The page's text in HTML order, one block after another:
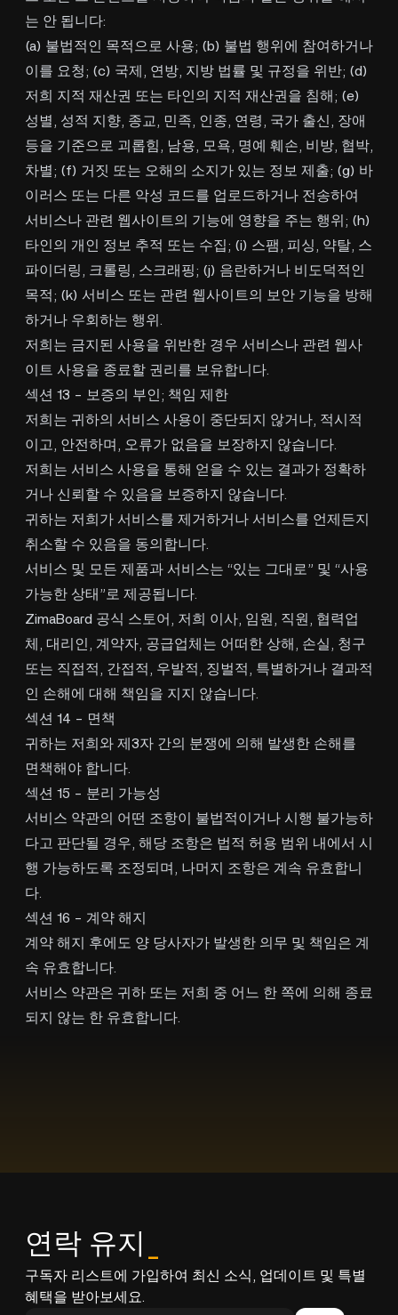
는 안 됩니다:
(a) 불법적인 목적으로 사용; (b) 불법 행위에 참여하거나
이를 요청; (c) 국제, 연방, 지방 법률 및 규정을 위반; (d)
저희 지적 재산권 또는 타인의 지적 재산권을 침해; (e)
성별, 성적 지향, 종교, 민족, 인종, 연령, 국가 출신, 장애
등을 기준으로 괴롭힘, 남용, 모욕, 명예 훼손, 비방, 협박,
차별; (f) 거짓 또는 오해의 소지가 있는 정보 제출; (g) 바
이러스 또는 다른 악성 코드를 업로드하거나 전송하여
서비스나 관련 웹사이트의 기능에 영향을 주는 행위; (h)
타인의 개인 정보 추적 또는 수집; (i) 스팸, 피싱, 약탈, 스
파이더링, 크롤링, 스크래핑; (j) 음란하거나 비도덕적인
목적; (k) 서비스 또는 관련 웹사이트의 보안 기능을 방해
하거나 우회하는 행위.
저희는 금지된 사용을 위반한 경우 서비스나 관련 웹사
이트 사용을 종료할 권리를 보유합니다.
섹션 13 - 보증의 부인; 책임 제한
저희는 귀하의 서비스 사용이 중단되지 않거나, 적시적
이고, 안전하며, 오류가 없음을 보장하지 않습니다.
저희는 서비스 사용을 통해 얻을 수 있는 결과가 정확하
거나 신뢰할 수 있음을 보증하지 않습니다.
귀하는 저희가 서비스를 제거하거나 서비스를 언제든지
취소할 수 있음을 동의합니다.
서비스 및 모든 제품과 서비스는 “있는 그대로” 및 “사용
가능한 상태”로 제공됩니다.
ZimaBoard 공식 스토어, 저희 이사, 임원, 직원, 협력업
체, 대리인, 계약자, 공급업체는 어떠한 상해, 손실, 청구
또는 직접적, 간접적, 우발적, 징벌적, 특별하거나 결과적
인 손해에 대해 책임을 지지 않습니다.
섹션 14 - 면책
귀하는 저희와 제3자 간의 분쟁에 의해 발생한 손해를
면책해야 합니다.
섹션 15 - 분리 가능성
서비스 약관의 어떤 조항이 불법적이거나 시행 불가능하
다고 판단될 경우, 해당 조항은 법적 허용 범위 내에서 시
행 가능하도록 조정되며, 나머지 조항은 계속 유효합니
다.
섹션 16 - 계약 해지
계약 해지 후에도 양 당사자가 발생한 의무 및 책임은 계
속 유효합니다.
서비스 약관은 귀하 또는 저희 중 어느 한 쪽에 의해 종료
되지 않는 한 유효합니다.
연락 유지
구독자 리스트에 가입하여 최신 소식, 업데이트 및 특별
혜택을 받아보세요.